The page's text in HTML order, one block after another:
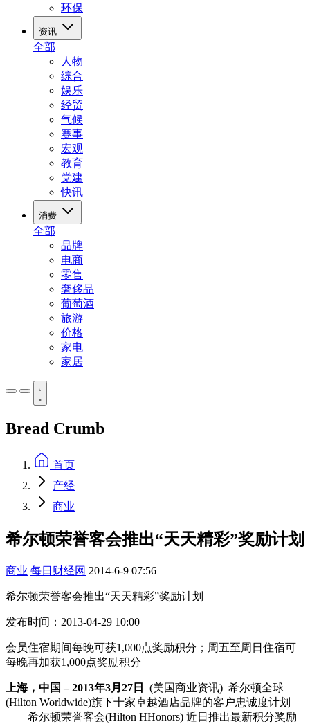
环保
资讯
全部
人物
综合
娱乐
经贸
气候
赛事
宏观
教育
党建
快讯
消费
全部
品牌
电商
零售
奢侈品
葡萄酒
旅游
价格
家电
家居
Bread Crumb
首页
产经
商业
希尔顿荣誉客会推出“天天精彩”奖励计划
商业 每日财经网 2014-6-9 07:56
希尔顿荣誉客会推出“天天精彩”奖励计划
发布时间：2013-04-29 10:00
会员住宿期间每晚可获1,000点奖励积分；周五至周日住宿可
每晚再加获1,000点奖励积分
上海，中国 –2013年3月27日 –(美国商业资讯)–希尔顿全球
(Hilton Worldwide)旗下十家卓越酒店品牌的客户忠诚度计划
——希尔顿荣誉客会(Hilton HHonors) 近日推出最新积分奖励